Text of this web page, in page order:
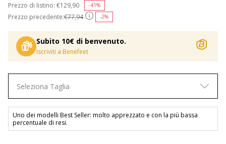
Prezzo precedente:€77,94 -2%
Prezzo di listino: Price reduced from
€129,90 -41%
Subito 10€ di benvenuto.
Iscriviti a Benefeet
Seleziona Taglia
Uno dei modelli Best Seller: molto apprezzato e con la più bassa
percentuale di resi.